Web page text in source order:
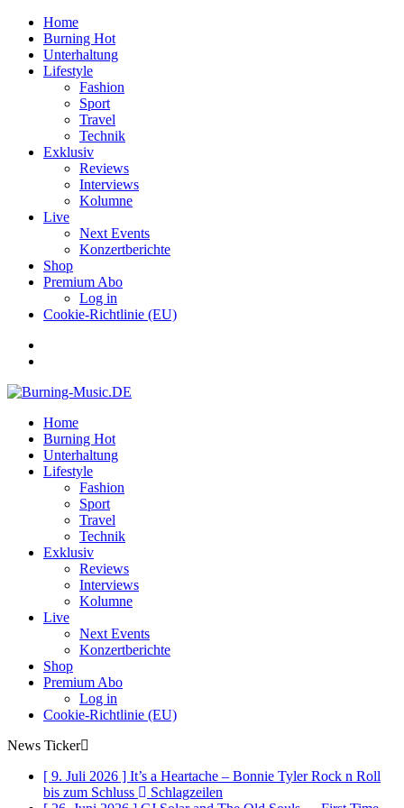
Home
Burning Hot
Unterhaltung
Lifestyle
Fashion
Sport
Travel
Technik
Exklusiv
Reviews
Interviews
Kolumne
Live
Next Events
Konzertberichte
Shop
Premium Abo
Log in
Cookie-Richtlinie (EU)
Home
Burning Hot
Unterhaltung
Lifestyle
Fashion
Sport
Travel
Technik
Exklusiv
Reviews
Interviews
Kolumne
Live
Next Events
Konzertberichte
Shop
Premium Abo
Log in
Cookie-Richtlinie (EU)
News Ticker
[ 9. Juli 2026 ] It’s a Heartache – Bonnie Tyler Rock n Roll
bis zum Schluss
Schlagzeilen